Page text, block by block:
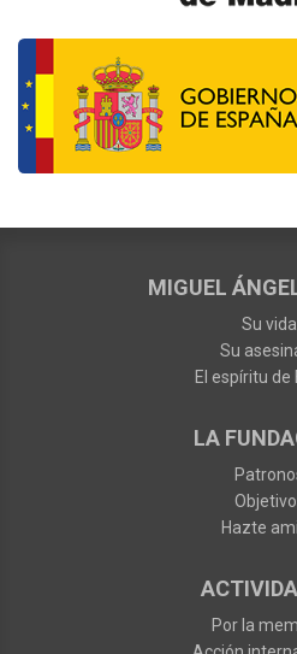
MIGUEL
Su vida
Su
El espíritu de
LA
Hazte
Por la